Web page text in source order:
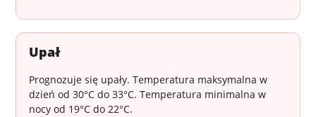
Upał
Prognozuje się upały. Temperatura maksymalna w
dzień od 30°C do 33°C. Temperatura minimalna w
nocy od 19°C do 22°C.